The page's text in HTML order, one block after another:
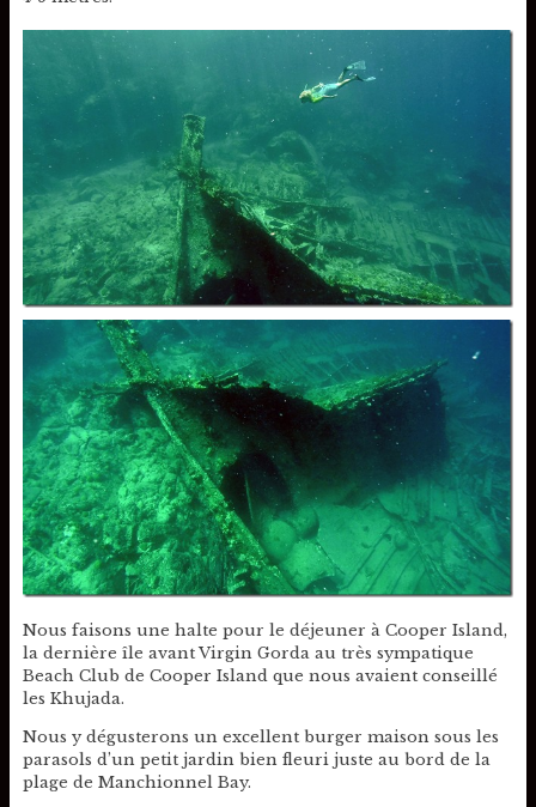
Nous faisons une halte pour le déjeuner à Cooper Island,
la dernière île avant Virgin Gorda au très sympatique
Beach Club de Cooper Island que nous avaient conseillé
les Khujada.
Nous y dégusterons un excellent burger maison sous les
parasols d’un petit jardin bien fleuri juste au bord de la
plage de Manchionnel Bay.